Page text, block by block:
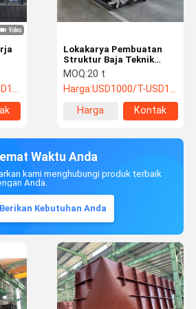
T
Lokakarya Pembuatan
Struktur Baja Teknik
Presisi Q235B Untuk
Industri Berat
MOQ:20 t
Harga:USD1000/T-USD1200/T
Harga
Kontak
Waktu Anda
kami menghubungi produk terbaik
Anda.
Berikan Kebutuhan Anda